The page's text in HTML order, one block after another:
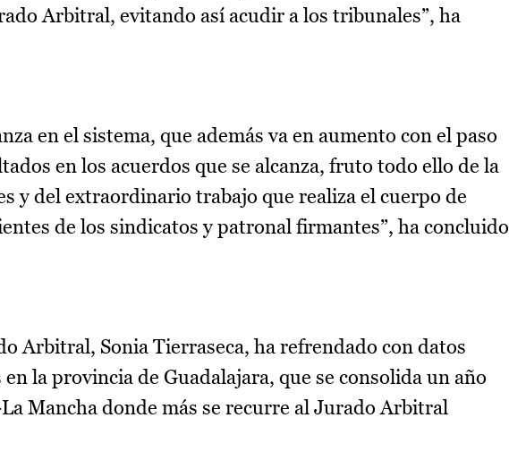
Arbitral, evitando así acudir a los tribunales”, ha
en el sistema, que además va en aumento con el paso
en los acuerdos que se alcanza, fruto todo ello de la
y del extraordinario trabajo que realiza el cuerpo de
de los sindicatos y patronal firmantes”, ha concluido
Arbitral, Sonia Tierraseca, ha refrendado con datos
la provincia de Guadalajara, que se consolida un año
Mancha donde más se recurre al Jurado Arbitral